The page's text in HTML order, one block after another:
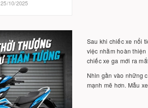
Sau khi chiếc xe nổi
việc nhằm hoàn
chiếc xe ga mới ra
Nhìn gần vào những
mạnh mẽ hơn. Mẫu
25/10/2025